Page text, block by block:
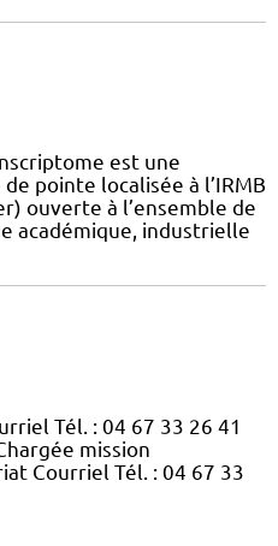
est une
pointe localisée à l’IRMB
ouverte à l’ensemble de
académique, industrielle
Tél. : 04 67 33 26 41
mission
Courriel Tél. : 04 67 33